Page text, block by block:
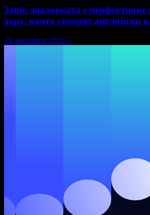
Защо диктовката е перфектният
хора, които говорят английски
19 декември 2025 г.